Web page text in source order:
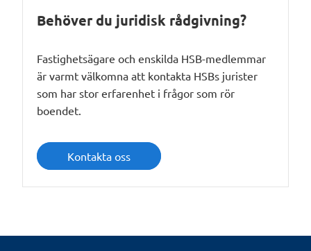
Behöver du juridisk rådgivning?
Fastighetsägare och enskilda HSB-medlemmar
är varmt välkomna att kontakta HSBs jurister
som har stor erfarenhet i frågor som rör
boendet.
Kontakta oss